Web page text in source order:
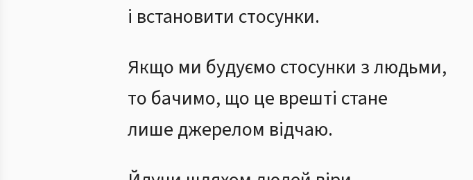
і встановити стосунки.
Якщо ми будуємо стосунки з людьми,
то бачимо, що це врешті стане
лише джерелом відчаю.